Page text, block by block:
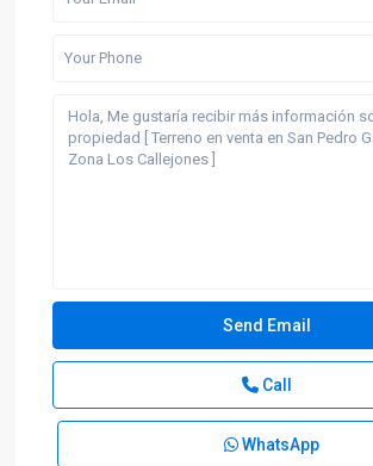
Call
WhatsApp